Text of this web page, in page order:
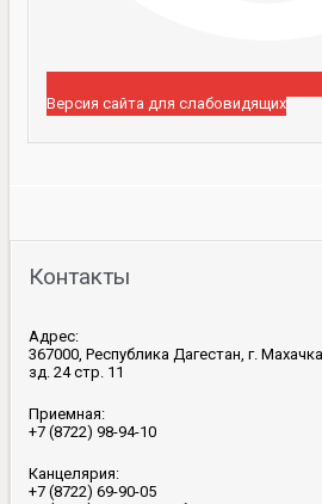
Версия сайта для слабовидящих
Контакты
Адрес:
367000, Республика Дагестан, г.
зд. 24 стр. 11
Приемная:
+7 (8722) 98-94-10
Канцелярия:
+7 (8722) 69-90-05